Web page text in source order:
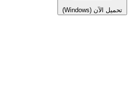
تحميل الآن (Windows)